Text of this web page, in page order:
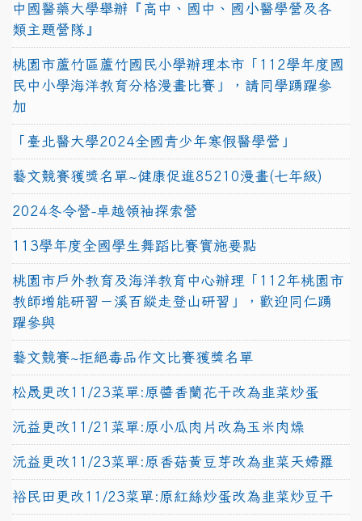
中國醫藥大學舉辦『高中、國中、國小醫學營及各
類主題營隊』
桃園市蘆竹區蘆竹國民小學辦理本市「112學年度國
民中小學海洋教育分格漫畫比賽」，請同學踴躍參
加
「臺北醫大學2024全國青少年寒假醫學營」
藝文競賽獲獎名單~健康促進85210漫畫(七年級)
2024冬令營-卓越領袖探索營
113學年度全國學生舞蹈比賽實施要點
桃園市戶外教育及海洋教育中心辦理「112年桃園市
教師增能研習－溪百縱走登山研習」，歡迎同仁踴
躍參與
藝文競賽~拒絕毒品作文比賽獲獎名單
松晟更改11/23菜單:原醬香蘭花干改為韭菜炒蛋
沅益更改11/21菜單:原小瓜肉片改為玉米肉燥
沅益更改11/23菜單:原香菇黃豆芽改為韭菜天婦羅
裕民田更改11/23菜單:原紅絲炒蛋改為韭菜炒豆干